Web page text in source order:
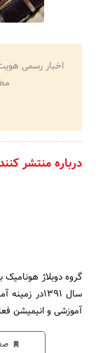
اخبار رسمی
درباره منتشر
گروه دوبلاژ
سال 1391در
آموزشی و انیمیشن